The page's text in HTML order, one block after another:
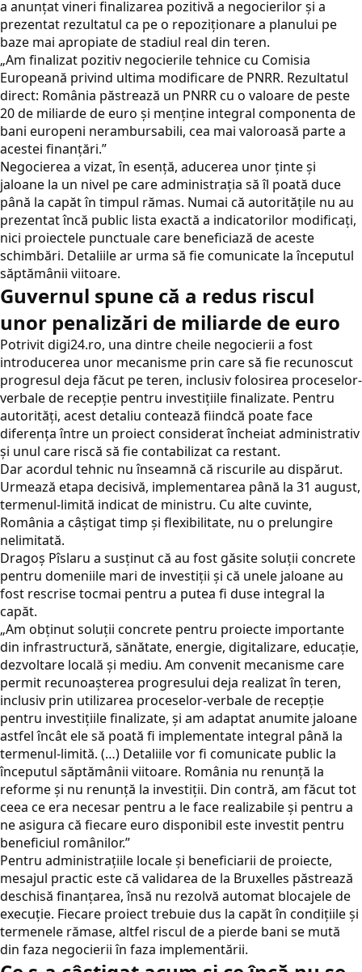
a anunțat vineri finalizarea pozitivă a negocierilor și a
prezentat rezultatul ca pe o repoziționare a planului pe
baze mai apropiate de stadiul real din teren.
„Am finalizat pozitiv negocierile tehnice cu Comisia
Europeană privind ultima modificare de PNRR. Rezultatul
direct: România păstrează un PNRR cu o valoare de peste
20 de miliarde de euro și menține integral componenta de
bani europeni nerambursabili, cea mai valoroasă parte a
acestei finanțări.”
Negocierea a vizat, în esență, aducerea unor ținte și
jaloane la un nivel pe care administrația să îl poată duce
până la capăt în timpul rămas. Numai că autoritățile nu au
prezentat încă public lista exactă a indicatorilor modificați,
nici proiectele punctuale care beneficiază de aceste
schimbări. Detaliile ar urma să fie comunicate la începutul
săptămânii viitoare.
Guvernul spune că a redus riscul
unor penalizări de miliarde de euro
Potrivitdigi24.ro, una dintre cheile negocierii a fost
introducerea unor mecanisme prin care să fie recunoscut
progresul deja făcut pe teren, inclusiv folosirea proceselor-
verbale de recepție pentru investițiile finalizate. Pentru
autorități, acest detaliu contează fiindcă poate face
diferența între un proiect considerat încheiat administrativ
și unul care riscă să fie contabilizat ca restant.
Dar acordul tehnic nu înseamnă că riscurile au dispărut.
Urmează etapa decisivă, implementarea până la 31 august,
termenul-limită indicat de ministru. Cu alte cuvinte,
România a câștigat timp și flexibilitate, nu o prelungire
nelimitată.
Dragoș Pîslaru a susținut că au fost găsite soluții concrete
pentru domeniile mari de investiții și că unele jaloane au
fost rescrise tocmai pentru a putea fi duse integral la
capăt.
„Am obținut soluții concrete pentru proiecte importante
din infrastructură, sănătate, energie, digitalizare, educație,
dezvoltare locală și mediu. Am convenit mecanisme care
permit recunoașterea progresului deja realizat în teren,
inclusiv prin utilizarea proceselor-verbale de recepție
pentru investițiile finalizate, și am adaptat anumite jaloane
astfel încât ele să poată fi implementate integral până la
termenul-limită. (…) Detaliile vor fi comunicate public la
începutul săptămânii viitoare. România nu renunță la
reforme și nu renunță la investiții. Din contră, am făcut tot
ceea ce era necesar pentru a le face realizabile și pentru a
ne asigura că fiecare euro disponibil este investit pentru
beneficiul românilor.”
Pentru administrațiile locale și beneficiarii de proiecte,
mesajul practic este că validarea de la Bruxelles păstrează
deschisă finanțarea, însă nu rezolvă automat blocajele de
execuție. Fiecare proiect trebuie dus la capăt în condițiile și
termenele rămase, altfel riscul de a pierde bani se mută
din faza negocierii în faza implementării.